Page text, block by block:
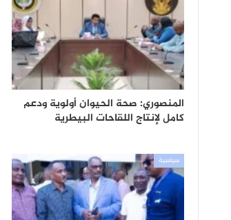
المنصوري: صحة الحيوان أولوية ودعم
كامل لإنتاج اللقاحات البيطرية
سياسية